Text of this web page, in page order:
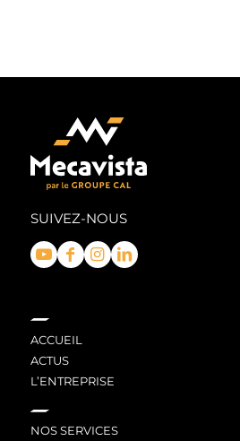
SUIVEZ-NOUS
ACCUEIL
ACTUS
L’ENTREPRISE
NOS SERVICES